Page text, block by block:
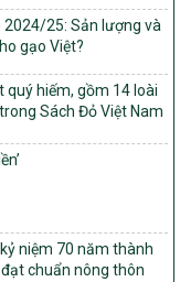
phương thực hiện
thôn mới, giảm
vùng đồng bào dân
1, nhóm 2, nhóm 3
2030 trên địa bàn
chuỗi giá trị thuộc
nghèo bền vững
2026
2024/25: Sản lượng và
gạo Việt?
quý hiếm, gồm 14 loài
Sách Đỏ Việt Nam
niệm 70 năm thành
chuẩn nông thôn